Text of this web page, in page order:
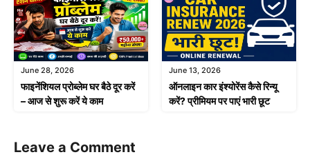
June 28, 2026
फाइनेंशियल प्रोब्लेम घर बैठे दूर करें
– आज से शुरू करें ये काम
June 13, 2026
ऑनलाइन कार इंश्योरेंस कैसे रिन्यू
करें? प्रीमियम पर पाएं भारी छूट
Leave a Comment